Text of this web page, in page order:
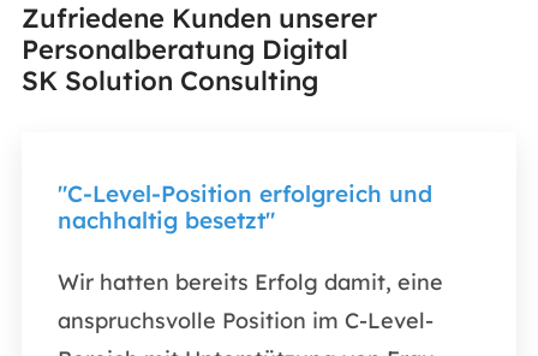
Zufriedene Kunden unserer
Personalberatung Digital
SK Solution Consulting
"C-Level-Position erfolgreich und
nachhaltig besetzt"
Wir hatten bereits Erfolg damit, eine
anspruchsvolle Position im C-Level-